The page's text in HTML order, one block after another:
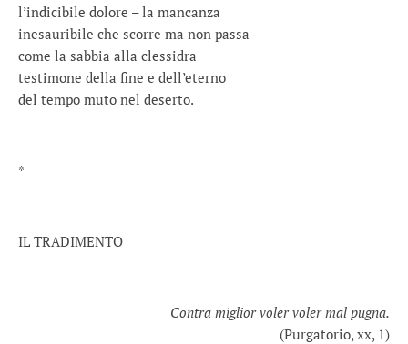
l’indicibile dolore – la mancanza
inesauribile che scorre ma non passa
come la sabbia alla clessidra
testimone della fine e dell’eterno
del tempo muto nel deserto.
*
IL TRADIMENTO
Contra miglior voler voler mal pugna.
(Purgatorio, xx, 1)